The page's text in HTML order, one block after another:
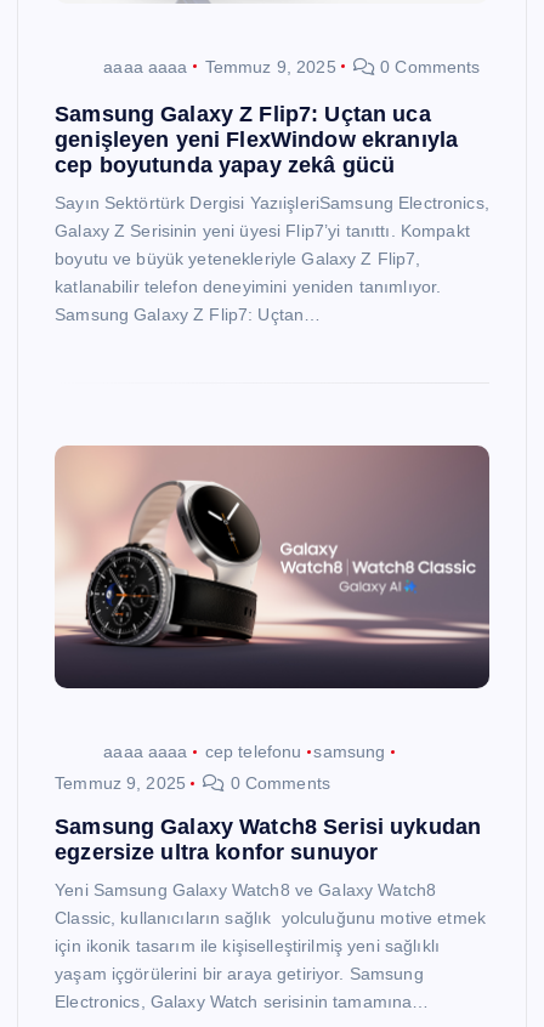
aaaa aaaa Temmuz 9, 2025 0 Comments
Samsung Galaxy Z Flip7: Uçtan uca
genişleyen yeni FlexWindow ekranıyla
cep boyutunda yapay zekâ gücü
Sayın Sektörtürk Dergisi YazıişleriSamsung Electronics,
Galaxy Z Serisinin yeni üyesi Flip7’yi tanıttı. Kompakt
boyutu ve büyük yetenekleriyle Galaxy Z Flip7,
katlanabilir telefon deneyimini yeniden tanımlıyor.
Samsung Galaxy Z Flip7: Uçtan…
aaaa aaaa cep telefonu
samsung
Temmuz 9, 2025
0 Comments
Samsung Galaxy Watch8 Serisi uykudan
egzersize ultra konfor sunuyor
Yeni Samsung Galaxy Watch8 ve Galaxy Watch8
Classic, kullanıcıların sağlık yolculuğunu motive etmek
için ikonik tasarım ile kişiselleştirilmiş yeni sağlıklı
yaşam içgörülerini bir araya getiriyor. Samsung
Electronics, Galaxy Watch serisinin tamamına…